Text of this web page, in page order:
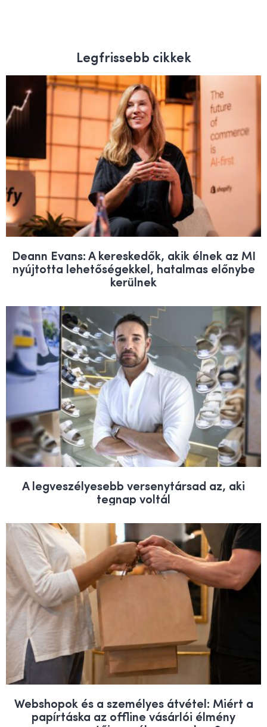
Legfrissebb cikkek
Deann Evans: A kereskedők, akik élnek az MI
nyújtotta lehetőségekkel, hatalmas előnybe
kerülnek
A legveszélyesebb versenytársad az, aki
tegnap voltál
Webshopok és a személyes átvétel: Miért a
papírtáska az offline vásárlói élmény